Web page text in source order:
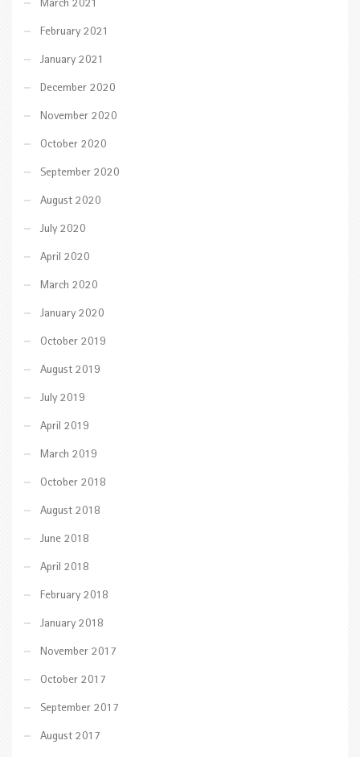
March 2021
February 2021
January 2021
December 2020
November 2020
October 2020
September 2020
August 2020
July 2020
April 2020
March 2020
January 2020
October 2019
August 2019
July 2019
April 2019
March 2019
October 2018
August 2018
June 2018
April 2018
February 2018
January 2018
November 2017
October 2017
September 2017
August 2017